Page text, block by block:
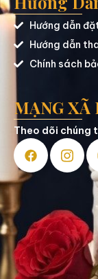
Hướng dẫn
Hướng dẫn
Chính sách
MẠNG XÃ
Theo dõi chúng